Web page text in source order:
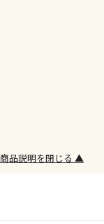
商品説明を閉じる ▲